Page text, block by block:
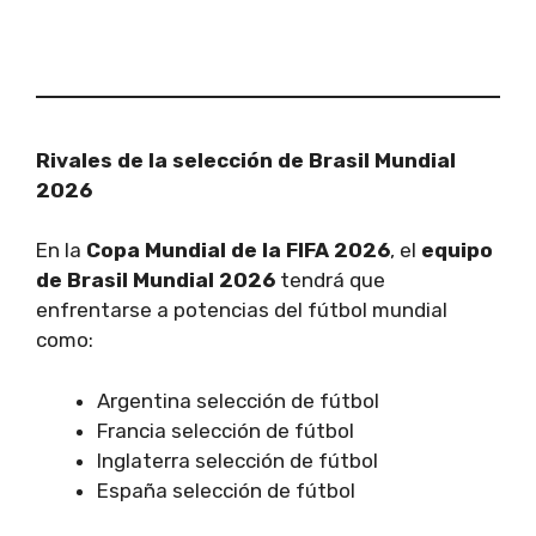
Rivales de la selección de Brasil Mundial
2026
En la Copa Mundial de la FIFA 2026, el equipo
de Brasil Mundial 2026 tendrá que
enfrentarse a potencias del fútbol mundial
como:
Argentina selección de fútbol
Francia selección de fútbol
Inglaterra selección de fútbol
España selección de fútbol